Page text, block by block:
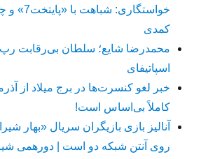
خواستگاری:
کمدی
محمدرضا شایع؛ سلطان بی‌رقابت
اسپاتیفای
خبر لغو کنسرت‌ها در برج میلاد از
کاملاً بی‌اساس است!
آنالیز بازی بازیگران سریال «بهار
روی آنتن شبکه دو است | دورهمی